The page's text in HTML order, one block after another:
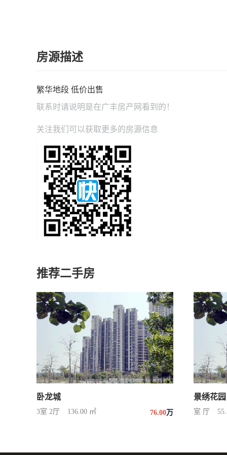
房源描述
繁华地段 低价出售
联系时请说明是在广丰房产网 看到的！
关注我们可以获取更多的房源信息
推荐二手房
卧龙城
3室 2厅 136.00 ㎡ 76.00万
景绣花园
室 厅